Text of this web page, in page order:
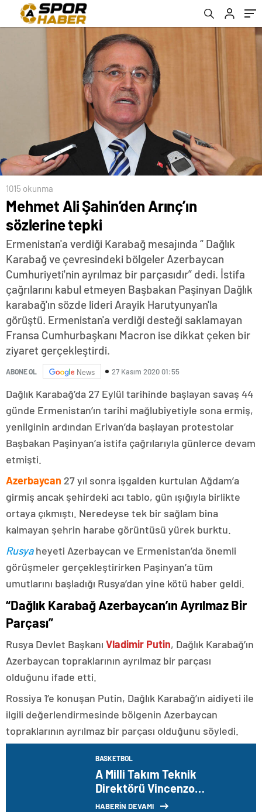
1015 okunma
Mehmet Ali Şahin’den Arınç’ın
sözlerine tepki
Ermenistan'a verdiği Karabağ mesajında “ Dağlık
Karabağ ve çevresindeki bölgeler Azerbaycan
Cumhuriyeti'nin ayrılmaz bir parçasıdır” dedi. İstifa
çağrılarını kabul etmeyen Başbakan Paşinyan Dağlık
karabağ'ın sözde lideri Arayik Harutyunyan'la
görüştü. Ermenistan'a verdiği desteği saklamayan
Fransa Cumhurbaşkanı Macron ise dikkat çeken bir
ziyaret gerçekleştirdi.
ABONE OL News 27 Kasım 2020 01:55
Dağlık Karabağ’da 27 Eylül tarihinde başlayan savaş 44
günde Ermenistan’ın tarihi mağlubiyetiyle sona ermiş,
yenilginin ardından Erivan’da başlayan protestolar
Başbakan Paşinyan’a istifa çağrılarıyla günlerce devam
etmişti.
Azerbaycan 27 yıl sonra işgalden kurtulan Ağdam’a
girmiş ancak şehirdeki acı tablo, gün ışığıyla birlikte
ortaya çıkmıştı. Neredeyse tek bir sağlam bina
kalmayan şehrin harabe görüntüsü yürek burktu.
Rusyaheyeti Azerbaycan ve Ermenistan’da önemli
görüşmeler gerçekleştirirken Paşinyan’a tüm
umutlarını başladığı Rusya’dan yine kötü haber geldi.
“Dağlık Karabağ Azerbaycan’ın Ayrılmaz Bir
Parçası”
Rusya Devlet Başkanı Vladimir Putin, Dağlık Karabağ’ın
Azerbaycan topraklarının ayrılmaz bir parçası
olduğunu ifade etti.
Rossiya 1’e konuşan Putin, Dağlık Karabağ’ın aidiyeti ile
ilgili değerlendirmesinde bölgenin Azerbaycan
topraklarının ayrılmaz bir parçası olduğunu söyledi.
BASKETBOL
A Milli Takım Teknik
Direktörü Vincenzo
Montella’dan Semih Kılıçsoy
HABERİN DEVAMI